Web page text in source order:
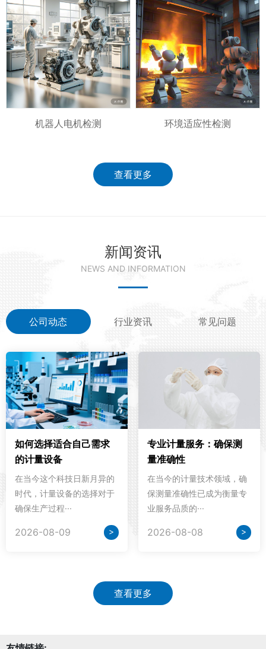
机器人电机检测 环境适应性检测
查看更多
新闻资讯
NEWS AND INFORMATION
公司动态 行业资讯 常见问题
如何选择适合自己需求
的计量设备
在当今这个科技日新月异的
时代，计量设备的选择对于
确保生产过程···
2026-08-09 >
专业计量服务：确保测
量准确性
在当今的计量技术领域，确
保测量准确性已成为衡量专
业服务品质的···
2026-08-08 >
查看更多